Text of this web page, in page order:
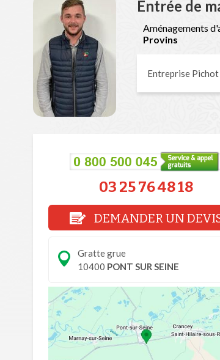
Entrée de
Aménagements
Provins
Entreprise Pichot
03 25 76 48 18
DEMANDER UN
Gratte grue
10400 PONT SUR SEINE